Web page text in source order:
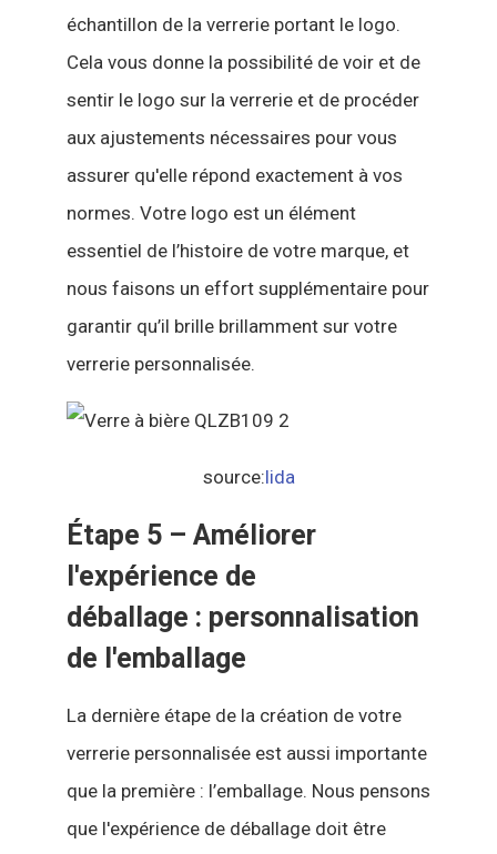
échantillon de la verrerie portant le logo.
Cela vous donne la possibilité de voir et de
sentir le logo sur la verrerie et de procéder
aux ajustements nécessaires pour vous
assurer qu'elle répond exactement à vos
normes. Votre logo est un élément
essentiel de l’histoire de votre marque, et
nous faisons un effort supplémentaire pour
garantir qu’il brille brillamment sur votre
verrerie personnalisée.
source:lida
Étape 5 – Améliorer
l'expérience de
déballage : personnalisation
de l'emballage
La dernière étape de la création de votre
verrerie personnalisée est aussi importante
que la première : l’emballage. Nous pensons
que l'expérience de déballage doit être